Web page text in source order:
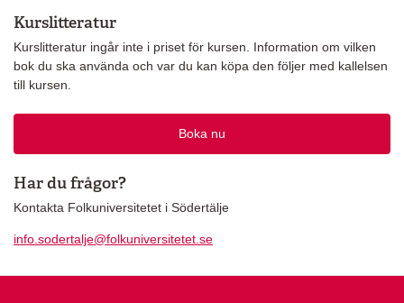
Kurslitteratur
Kurslitteratur ingår inte i priset för kursen. Information om vilken
bok du ska använda och var du kan köpa den följer med kallelsen
till kursen.
Boka nu
Har du frågor?
Kontakta Folkuniversitetet i Södertälje
info.sodertalje@folkuniversitetet.se